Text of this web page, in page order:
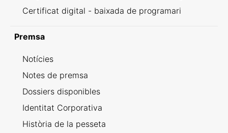
Certificat digital - baixada de programari
Premsa
Notícies
Notes de premsa
Dossiers disponibles
Identitat Corporativa
Història de la pesseta